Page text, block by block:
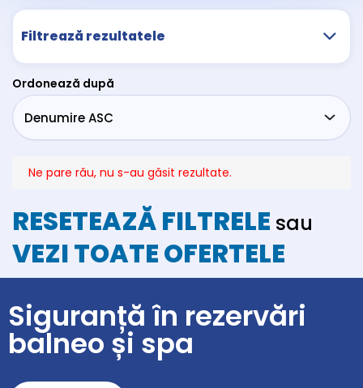
Filtrează rezultatele
Ordonează după
Ne pare rău, nu s-au găsit rezultate.
RESETEAZĂ FILTRELE sau
VEZI TOATE OFERTELE
Siguranță în rezervări
balneo și spa